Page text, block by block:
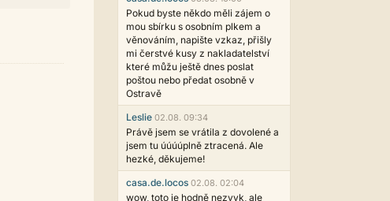
Pokud byste někdo měli zájem o
mou sbírku s osobním plkem a
věnováním, napište vzkaz, přišly
mi čerstvé kusy z nakladatelství
které můžu ještě dnes poslat
poštou nebo předat osobně v
Ostravě
Leslie 02.08. 09:34
Právě jsem se vrátila z dovolené a
jsem tu úúúúplně ztracená. Ale
hezké, děkujeme!
casa.de.locos 02.08. 02:04
wow, toto je hodně nezvyk, ale